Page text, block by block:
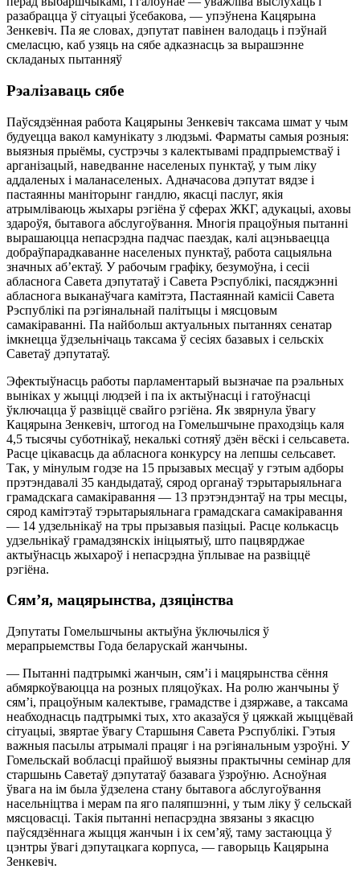
разабрацца ў сітуацыі ўсебакова, — упэўнена Кацярына
Зенкевіч. Па яе словах, дэпутат павінен валодаць і пэўнай
смеласцю, каб узяць на сябе адказнасць за вырашэнне
складаных пытанняў
Рэалізаваць сябе
Паўсядзённая работа Кацярыны Зенкевіч таксама шмат у чым
будуецца вакол камунікату з людзьмі. Фарматы самыя розныя:
выязныя прыёмы, сустрэчы з калектывамі прадпрыемстваў і
арганізацый, наведванне населеных пунктаў, у тым ліку
аддаленых і маланаселеных. Адначасова дэпутат вядзе і
пастаянны маніторынг гандлю, якасці паслуг, якія
атрымліваюць жыхары рэгіёна ў сферах ЖКГ, адукацыі, аховы
здароўя, бытавога абслугоўвання. Многія працоўныя пытанні
вырашаюцца непасрэдна падчас паездак, калі ацэньваецца
добраўпарадкаванне населеных пунктаў, работа сацыяльна
значных аб’ектаў. У рабочым графіку, безумоўна, і сесіі
абласнога Савета дэпутатаў і Савета Рэспублікі, пасяджэнні
абласнога выканаўчага камітэта, Пастаяннай камісіі Савета
Рэспублікі па рэгіянальнай палітыцы і мясцовым
самакіраванні. Па найбольш актуальных пытаннях сенатар
імкнецца ўдзельнічаць таксама ў сесіях базавых і сельскіх
Саветаў дэпутатаў.
Эфектыўнасць работы парламентарый вызначае па рэальных
выніках у жыцці людзей і па іх актыўнасці і гатоўнасці
ўключацца ў развіццё свайго рэгіёна. Як звярнула ўвагу
Кацярына Зенкевіч, штогод на Гомельшчыне праходзіць каля
4,5 тысячы суботнікаў, некалькі сотняў дзён вёскі і сельсавета.
Расце цікавасць да абласнога конкурсу на лепшы сельсавет.
Так, у мінулым годзе на 15 прызавых месцаў у гэтым адборы
прэтэндавалі 35 кандыдатаў, сярод органаў тэрытарыяльнага
грамадскага самакіравання — 13 прэтэндэнтаў на тры месцы,
сярод камітэтаў тэрытарыяльнага грамадскага самакіравання
— 14 удзельнікаў на тры прызавыя пазіцыі. Расце колькасць
удзельнікаў грамадзянскіх ініцыятыў, што пацвярджае
актыўнасць жыхароў і непасрэдна ўплывае на развіццё
рэгіёна.
Сям’я, мацярынства, дзяцінства
Дэпутаты Гомельшчыны актыўна ўключыліся ў
мерапрыемствы Года беларускай жанчыны.
— Пытанні падтрымкі жанчын, сям’і і мацярынства сёння
абмяркоўваюцца на розных пляцоўках. На ролю жанчыны ў
сям’і, працоўным калектыве, грамадстве і дзяржаве, а таксама
неабходнасць падтрымкі тых, хто аказаўся ў цяжкай жыццёвай
сітуацыі, звяртае ўвагу Старшыня Савета Рэспублікі. Гэтыя
важныя пасылы атрымалі працяг і на рэгіянальным узроўні. У
Гомельскай вобласці прайшоў выязны практычны семінар для
старшынь Саветаў дэпутатаў базавага ўзроўню. Асноўная
ўвага на ім была ўдзелена стану бытавога абслугоўвання
насельніцтва і мерам па яго паляпшэнні, у тым ліку ў сельскай
мясцовасці. Такія пытанні непасрэдна звязаны з якасцю
паўсядзённага жыцця жанчын і іх сем’яў, таму застаюцца ў
цэнтры ўвагі дэпутацкага корпуса, — гаворыць Кацярына
Зенкевіч.